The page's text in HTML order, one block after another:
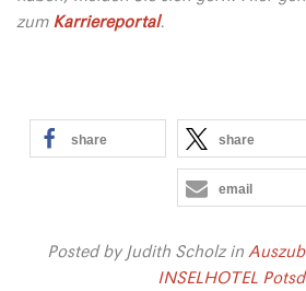
zum Karriereportal.
share share
email
Posted by Judith Scholzin
INSELHOTEL